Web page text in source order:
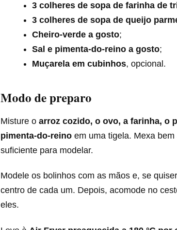
3 colheres de sopa de farinha de
3 colheres de sopa de queijo
Cheiro-verde a gosto;
Sal e pimenta-do-reino a gosto;
Muçarela em cubinhos, opcional.
Modo de preparo
Misture o arroz cozido, o ovo, a farinha, o
pimenta-do-reino em uma tigela. Mexa
suficiente para modelar.
Modele os bolinhos com as mãos e, se
centro de cada um. Depois, acomode no
eles.